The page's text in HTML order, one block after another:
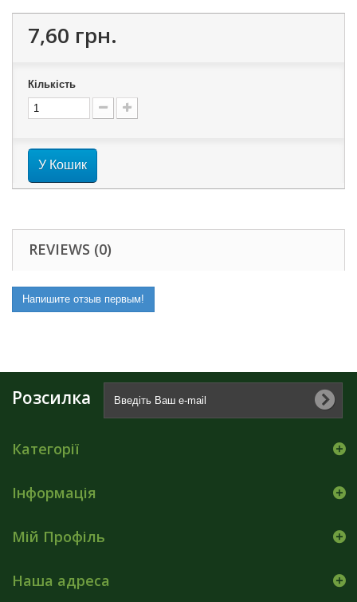
7,60 грн.
Кількість
У Кошик
REVIEWS (0)
Напишите отзыв первым!
Розсилка
Категорії
Інформація
Мій Профіль
Наша адреса